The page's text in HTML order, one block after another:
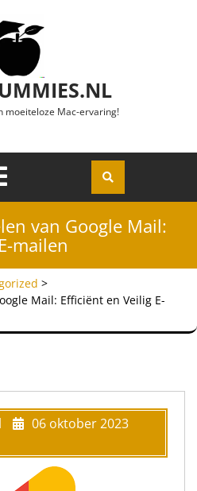
moeiteloze Mac-ervaring!
Openen
van Google Mail:
mailen
>
Mail: Efficiënt en Veilig E-
06 oktober 2023